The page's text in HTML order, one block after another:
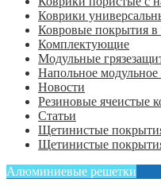
Коврики
Ковровые покрытия в
Комплектующие
Модульные
Напольное
Новости
Резиновые ячеистые
Статьи
Щетинистые
Щетинистые
Алюминиевые решетки